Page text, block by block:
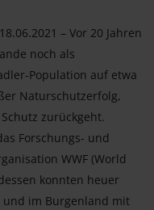
– Vor 20 Jahren
noch als
Population auf etwa
Naturschutzerfolg,
zurückgeht.
Forschungs- und
WWF (World
konnten heuer
und im Burgenland mit